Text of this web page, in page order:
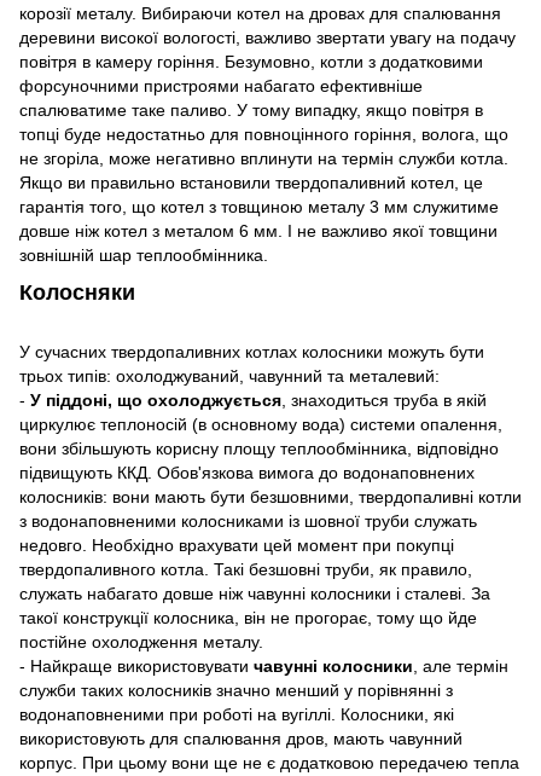
корозії металу. Вибираючи котел на дровах для спалювання
деревини високої вологості, важливо звертати увагу на подачу
повітря в камеру горіння. Безумовно, котли з додатковими
форсуночними пристроями набагато ефективніше
спалюватиме таке паливо. У тому випадку, якщо повітря в
топці буде недостатньо для повноцінного горіння, волога, що
не згоріла, може негативно вплинути на термін служби котла.
Якщо ви правильно встановили твердопаливний котел, це
гарантія того, що котел з товщиною металу 3 мм служитиме
довше ніж котел з металом 6 мм. І не важливо якої товщини
зовнішній шар теплообмінника.
Колосняки
У сучасних твердопаливних котлах колосники можуть бути
трьох типів: охолоджуваний, чавунний та металевий:
- У піддоні, що охолоджується, знаходиться труба в якій
циркулює теплоносій (в основному вода) системи опалення,
вони збільшують корисну площу теплообмінника, відповідно
підвищують ККД. Обов'язкова вимога до водонаповнених
колосників: вони мають бути безшовними, твердопаливні котли
з водонаповненими колосниками із шовної труби служать
недовго. Необхідно врахувати цей момент при покупці
твердопаливного котла. Такі безшовні труби, як правило,
служать набагато довше ніж чавунні колосники і сталеві. За
такої конструкції колосника, він не прогорає, тому що йде
постійне охолодження металу.
- Найкраще використовувати чавунні колосники, але термін
служби таких колосників значно менший у порівнянні з
водонаповненими при роботі на вугіллі. Колосники, які
використовують для спалювання дров, мають чавунний
корпус. При цьому вони ще не є додатковою передачею тепла